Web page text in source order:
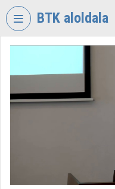
Fejléc kihagyása
BTK aloldala
KUTATÓKÖZPONT
Intézményi felfedezés